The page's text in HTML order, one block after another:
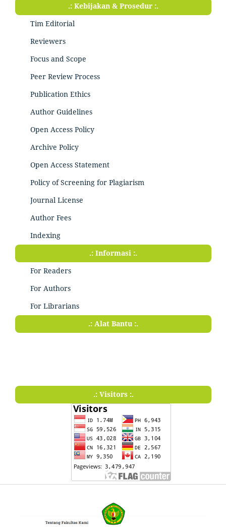
.: Kebijakan & Prosedur :.
Tim Editorial
Reviewers
Focus and Scope
Peer Review Process
Publication Ethics
Author Guidelines
Open Access Policy
Archive Policy
Open Access Statement
Policy of Screening for Plagiarism
Journal License
Author Fees
Indexing
.: Informasi :.
For Readers
For Authors
For Librarians
.: Alat Bantu :.
.: Visitors :.